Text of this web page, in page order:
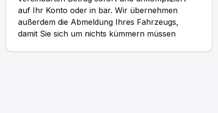
auf Ihr Konto oder in bar. Wir übernehmen
außerdem die Abmeldung Ihres Fahrzeugs,
damit Sie sich um nichts kümmern müssen